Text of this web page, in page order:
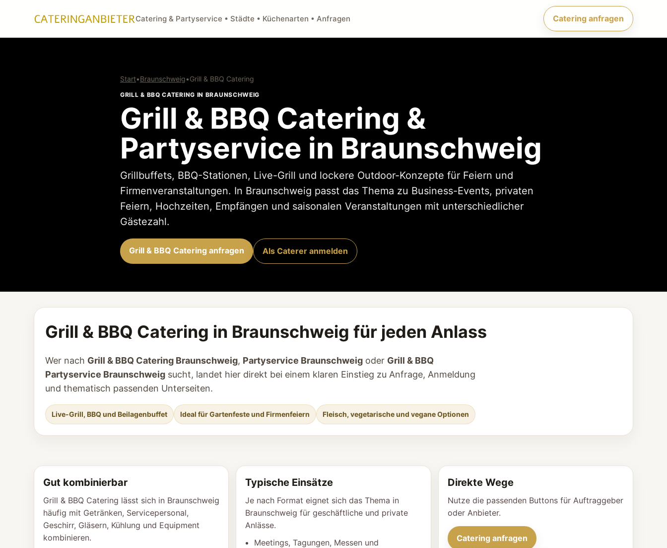
Catering & Partyservice • Städte • Küchenarten • Anfragen Catering anfragen
Start•Braunschweig•Grill & BBQ Catering
GRILL & BBQ CATERING IN BRAUNSCHWEIG
Grill & BBQ Catering &
Partyservice in Braunschweig
Grillbuffets, BBQ-Stationen, Live-Grill und lockere Outdoor-Konzepte für Feiern und
Firmenveranstaltungen. In Braunschweig passt das Thema zu Business-Events, privaten
Feiern, Hochzeiten, Empfängen und saisonalen Veranstaltungen mit unterschiedlicher
Gästezahl.
Grill & BBQ Catering anfragen Als Caterer anmelden
Grill & BBQ Catering in Braunschweig für jeden Anlass
Wer nach Grill & BBQ Catering Braunschweig, Partyservice Braunschweig oder Grill & BBQ
Partyservice Braunschweig sucht, landet hier direkt bei einem klaren Einstieg zu Anfrage, Anmeldung
und thematisch passenden Unterseiten.
Live-Grill, BBQ und Beilagenbuffet Ideal für Gartenfeste und Firmenfeiern Fleisch, vegetarische und vegane Optionen
Gut kombinierbar
Grill & BBQ Catering lässt sich in Braunschweig
häufig mit Getränken, Servicepersonal,
Geschirr, Gläsern, Kühlung und Equipment
kombinieren.
Typische Einsätze
Je nach Format eignet sich das Thema in
Braunschweig für geschäftliche und private
Anlässe.
Meetings, Tagungen, Messen und
Direkte Wege
Nutze die passenden Buttons für Auftraggeber
oder Anbieter.
Catering anfragen